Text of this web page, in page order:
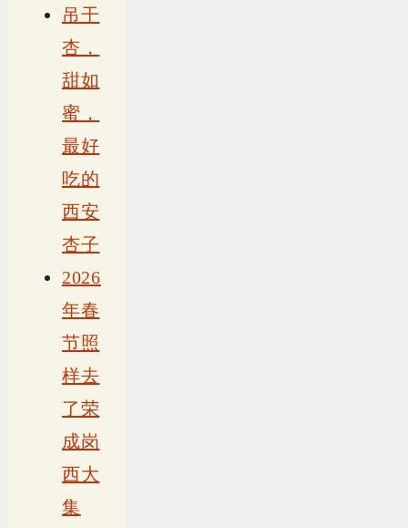
吊干
杏，
甜如
蜜，
最好
吃的
西安
杏子
2026
年春
节照
样去
了荣
成岗
西大
集